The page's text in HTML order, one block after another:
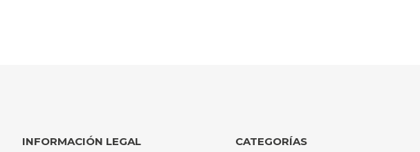
INFORMACIÓN LEGAL CATEGORÍAS